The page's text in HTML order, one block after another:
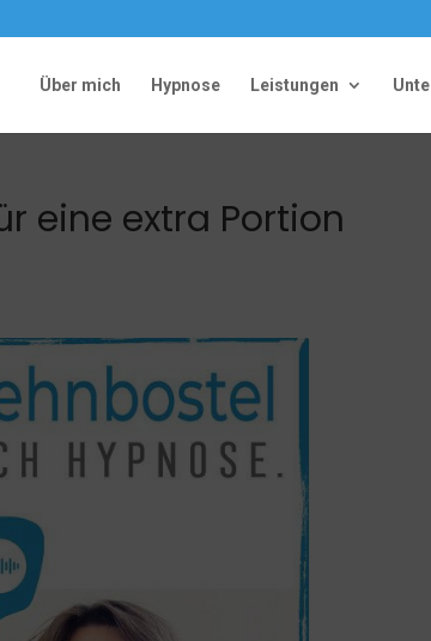
Über mich Hypnose Leistungen
eine extra Portion